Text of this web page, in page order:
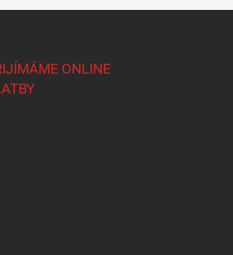
ONLINE